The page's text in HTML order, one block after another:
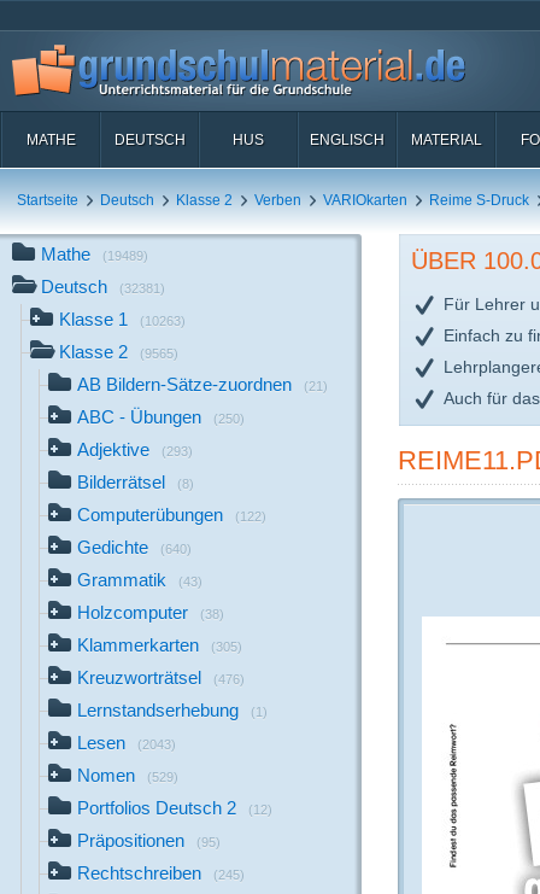
MATHE DEUTSCH HUS ENGLISCH MATERIAL
Startseite Deutsch Klasse 2 Verben VARIOkarten Reime S-Druck
Mathe (19489)
Deutsch (32381)
Klasse 1 (10263)
Klasse 2 (9565)
AB Bildern-Sätze-zuordnen (21)
ABC - Übungen (250)
Adjektive (293)
Bilderrätsel (8)
Computerübungen (122)
Gedichte (640)
Grammatik (43)
Holzcomputer (38)
Klammerkarten (305)
Kreuzworträtsel (476)
Lernstandserhebung (1)
Lesen (2043)
Nomen (529)
Portfolios Deutsch 2 (12)
Präpositionen (95)
Rechtschreiben (245)
ÜBER
Für Lehrer
Einfach zu
Auch für